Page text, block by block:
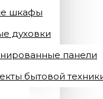
шкафы
духовки
панели
бытовой